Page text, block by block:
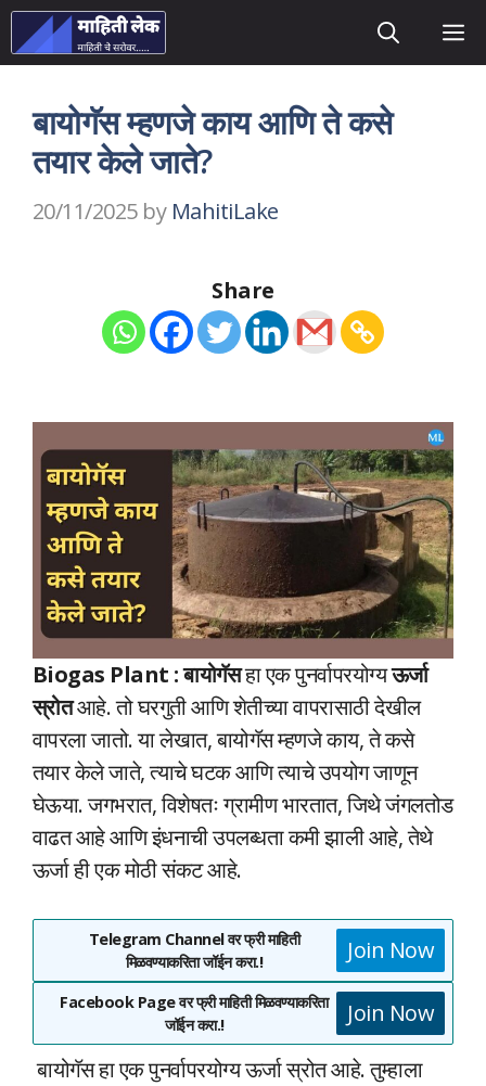
Skip
to
बायोगॅस म्हणजे काय आणि ते कसे
तयार केले जाते?
20/11/2025 by MahitiLake
Share
Biogas Plant :बायोगॅसहा एक पुनर्वापरयोग्यऊर्जा
स्रोतआहे. तो घरगुती आणि शेतीच्या वापरासाठी देखील
वापरला जातो. या लेखात, बायोगॅस म्हणजे काय, ते कसे
तयार केले जाते, त्याचे घटक आणि त्याचे उपयोग जाणून
घेऊया. जगभरात, विशेषतः ग्रामीण भारतात, जिथे जंगलतोड
वाढत आहे आणि इंधनाची उपलब्धता कमी झाली आहे, तेथे
ऊर्जा ही एक मोठी संकट आहे.
Telegram Channel वर फ्री माहिती
मिळवण्याकरिता जॉईन करा.!
Join Now
Facebook Page वर फ्री माहिती मिळवण्याकरिता
जॉईन करा.!
Join Now
बायोगॅस हा एक पुनर्वापरयोग्य ऊर्जा स्रोत आहे. तुम्हाला